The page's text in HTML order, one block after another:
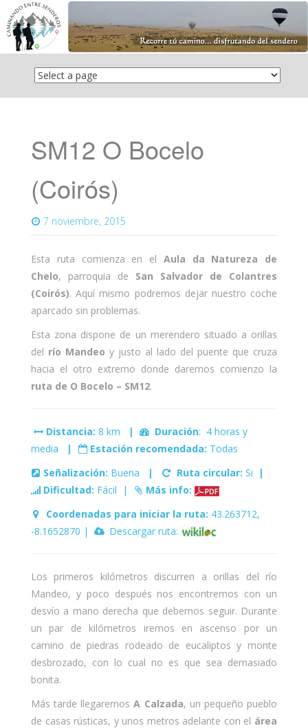
Saltar
contenido
SM12 O Bocelo
(Coirós)
7 noviembre, 2015
Esta ruta comienza en el Aula da Natureza de
Chelo, parroquia de San Salvador de Colantres
(Coirós). Aquí mismo podremos dejar nuestro coche
aparcado sin problemas.
Esta zona dispone de un merendero situado a orillas
del río Mandeo y justo al lado del puente que cruza
hacia el otro extremo donde daremos comienzo la
ruta de O Bocelo – SM12.
Distancia: 8 km | Duración: 4 horas y
media
| Estación recomendada: Todas
Señalización: Buena | Ruta circular: Si
|
Dificultad: Fácil |
Más info:
Coordenadas para iniciar la ruta: 43.263712,
-8.1652870 |
Descargar ruta:
Los primeros kilómetros discurren a orillas del río
Mandeo, y poco después nos encontremos con un
desvío a mano derecha que debemos seguir. Durante
un par de kilómetros iremos en ascenso por un
camino de piedras rodeado de eucaliptos y monte
desbrozado, con lo cual no es que sea demasiado
bonita.
Más tarde llegaremosA Calzada, un pequeño pueblo
de casas rústicas, y unos metros adelante con el área